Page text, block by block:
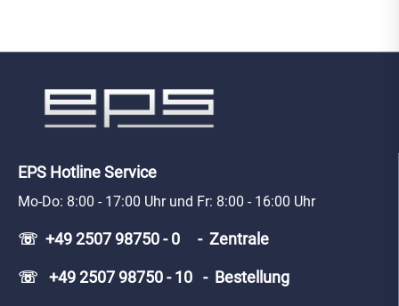
EPS Hotline Service
Mo-Do: 8:00 - 17:00 Uhr und Fr: 8:00 - 16:00 Uhr
☏ +49 2507 98750 - 0 - Zentrale
☏ +49 2507 98750 - 10 - Bestellung